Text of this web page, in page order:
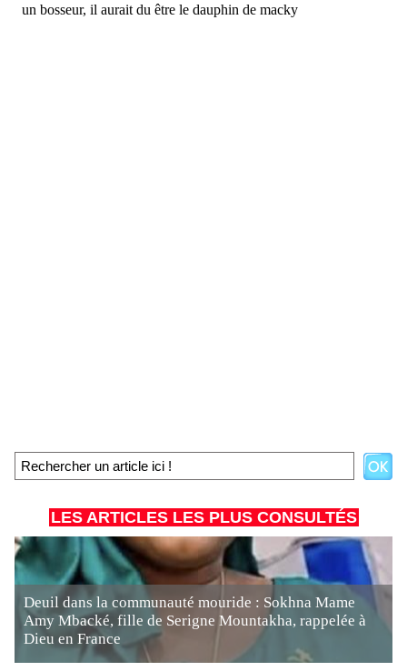
LES ARTICLES LES PLUS CONSULTÉS
Deuil dans la communauté mouride : Sokhna Mame
Amy Mbacké, fille de Serigne Mountakha, rappelée à
Dieu en France